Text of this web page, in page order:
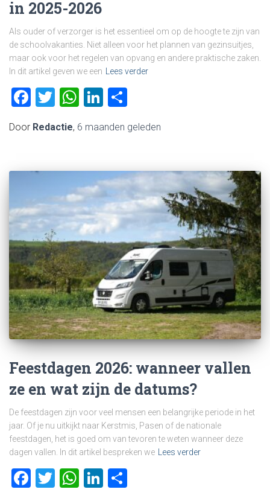
in 2025-2026
Als ouder of verzorger is het essentieel om op de hoogte te zijn van
de schoolvakanties. Niet alleen voor het plannen van gezinsuitjes,
maar ook voor het regelen van opvang en andere praktische zaken.
In dit artikel geven we een Lees verder
Facebook
Twitter
WhatsApp
LinkedIn
Door Redactie, 6 maanden geleden
Feestdagen 2026: wanneer vallen
ze en wat zijn de datums?
De feestdagen zijn voor veel mensen een belangrijke periode in het
jaar. Of je nu uitkijkt naar Kerstmis, Pasen of de nationale
feestdagen, het is goed om van tevoren te weten wanneer deze
dagen vallen. In dit artikel bespreken we
Lees verder
Facebook
Twitter
WhatsApp
LinkedIn